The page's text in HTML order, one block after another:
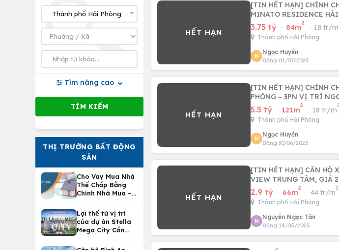
Tìm nâng cao
THỊ TRƯỜNG BẤT ĐỘNG
SẢN
Cho Vay Mua Nhà
Thế Chấp Bằng
Chính Nhà Mua –
Nhà Tại
Vietcombank
Lợi thế từ vị trí
của dự án Stella
Mega City Cần
[TIN HẾT HẠN] CHÍNH
MINATO RESIDENCE
3.75 tỷ · 84m
2
· 18 tr/m
Thành phố Hải Phòng
N
Ngọc Huyền
Đăng 01/07/2025
[TIN HẾT HẠN] CHÍNH CHỦ BÁN CĂN HỘ
PHÒNG – 3PN VỊ TRÍ
5.5 tỷ · 121m
2
· 18 tr/m
Thành phố Hải Phòng
N
Ngọc Huyền
Đăng 30/06/2025
[TIN HẾT HẠN] CĂN HỘ
VIEW TRUNG TÂM, GIÁ
2.9 tỷ · 66m
2
· 44 tr/m
2
Thành phố Hải Phòng
N
Nguyễn Ngọc Tân
Đăng 14/05/2025